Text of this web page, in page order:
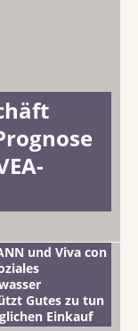
und Viva con
Gutes zu tun
Einkauf